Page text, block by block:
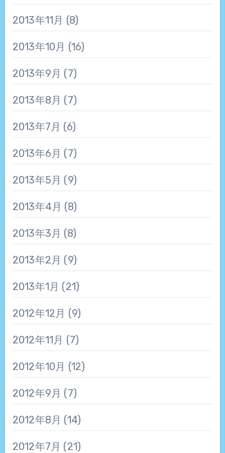
2013年11月 (8)
2013年10月 (16)
2013年9月 (7)
2013年8月 (7)
2013年7月 (6)
2013年6月 (7)
2013年5月 (9)
2013年4月 (8)
2013年3月 (8)
2013年2月 (9)
2013年1月 (21)
2012年12月 (9)
2012年11月 (7)
2012年10月 (12)
2012年9月 (7)
2012年8月 (14)
2012年7月 (21)